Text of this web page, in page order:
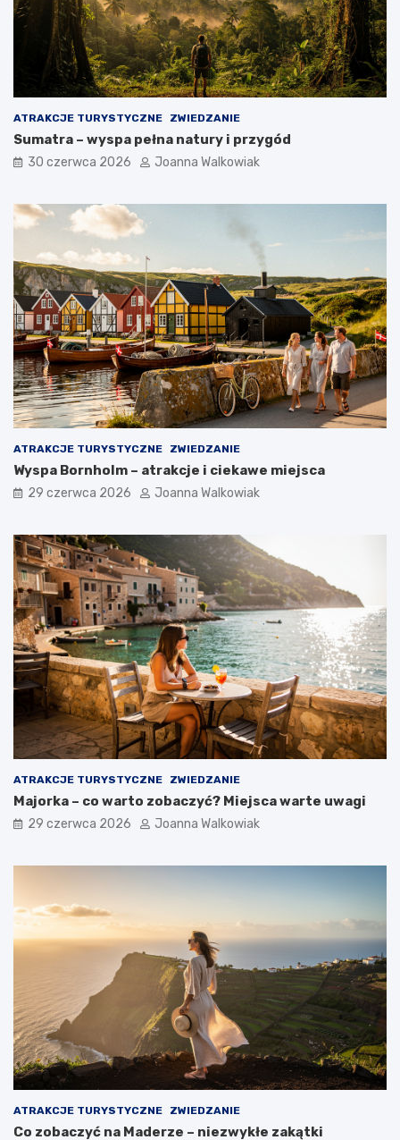
ATRAKCJE TURYSTYCZNE ZWIEDZANIE
Sumatra – wyspa pełna natury i przygód
30 czerwca 2026 Joanna Walkowiak
ATRAKCJE TURYSTYCZNE ZWIEDZANIE
Wyspa Bornholm – atrakcje i ciekawe miejsca
29 czerwca 2026 Joanna Walkowiak
ATRAKCJE TURYSTYCZNE ZWIEDZANIE
Majorka – co warto zobaczyć? Miejsca warte uwagi
29 czerwca 2026 Joanna Walkowiak
ATRAKCJE TURYSTYCZNE ZWIEDZANIE
Co zobaczyć na Maderze – niezwykłe zakątki